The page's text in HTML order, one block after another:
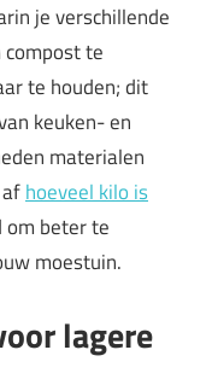
je verschillende
te
te houden; dit
keuken- en
materialen
hoeveel kilo is
om beter te
moestuin.
lagere